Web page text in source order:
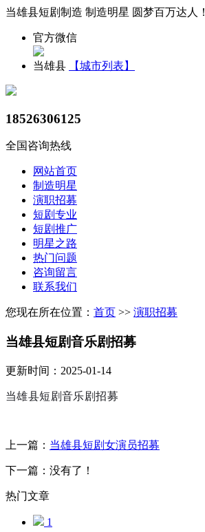
当雄县短剧制造 制造明星 圆梦百万达人！
官方微信
当雄县 【城市列表】
18526306125
全国咨询热线
网站首页
制造明星
演职招募
短剧专业
短剧推广
明星之路
热门问题
咨询留言
联系我们
您现在所在位置： 首页 >> 演职招募
当雄县短剧音乐剧招募
更新时间：2025-01-14
当雄县短剧音乐剧招募
上一篇： 当雄县短剧女演员招募
下一篇：没有了！
热门文章
1